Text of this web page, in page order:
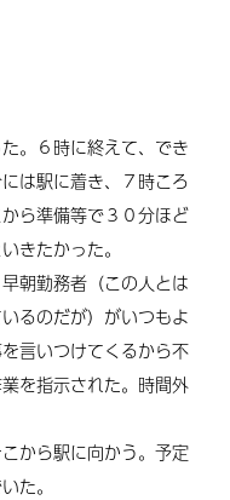
。６時に終えて、でき
は駅に着き、７時ころ
ら準備等で３０分ほど
きたかった。
朝勤務者（この人とは
るのだが）がいつもよ
言いつけてくるから不
を指示された。時間外
から駅に向かう。予定
た。